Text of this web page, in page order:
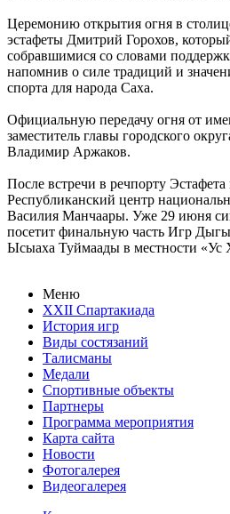
Церемонию открытия огня в
эстафеты Дмитрий Горохов,
собравшимися со словами
напомнив о силе традиций и
спорта для народа Саха.
Официальную передачу огня от
заместитель главы городского
Владимир Аржаков.
После встречи в речпорту Эстафета
Республиканский центр
Василия Манчаары. Уже 29 июня
посетит финальную часть Игр
Ысыаха Туймаады в местности «Ус
Меню
XXII Спартакиада
История игр
Виды состязаний
Талисманы
Медали
Спортивные объекты
Партнеры
Программа мероприятия
Карта сайта
Новости
Фотогалерея
Видеогалерея